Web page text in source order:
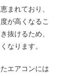
まれており、
が高くなるこ
抜けるため、
なります。
エアコンには